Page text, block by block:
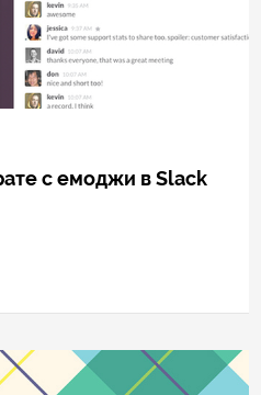
с емоджи в Slack